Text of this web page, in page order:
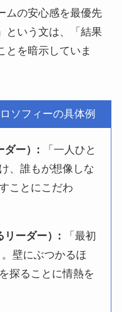
ムの安心感を最優先
という文は、「結果
とを暗示していま
ソフィーの具体例
ダー）: 「一人ひと
、誰もが想像しな
ことにこだわ
リーダー）: 「最初
壁にぶつかるほ
探ることに情熱を